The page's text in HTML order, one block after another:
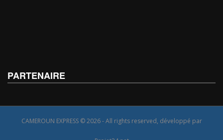
PARTENAIRE
CAMEROUN EXPRESS © 2026 - All rights reserved, développé par